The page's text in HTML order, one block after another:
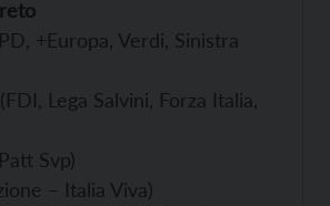
+Europa, Verdi, Sinistra
Lega Salvini, Forza Italia,
Svp)
– Italia Viva)